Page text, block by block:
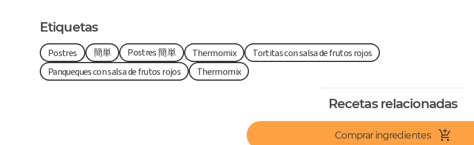
Etiquetas
Postres 簡単 Postres 簡単 Thermomix
Tortitas con salsa de frutos rojos
Panqueques con salsa de frutos rojos
Thermomix
Recetas relacionadas
Comprar ingredientes